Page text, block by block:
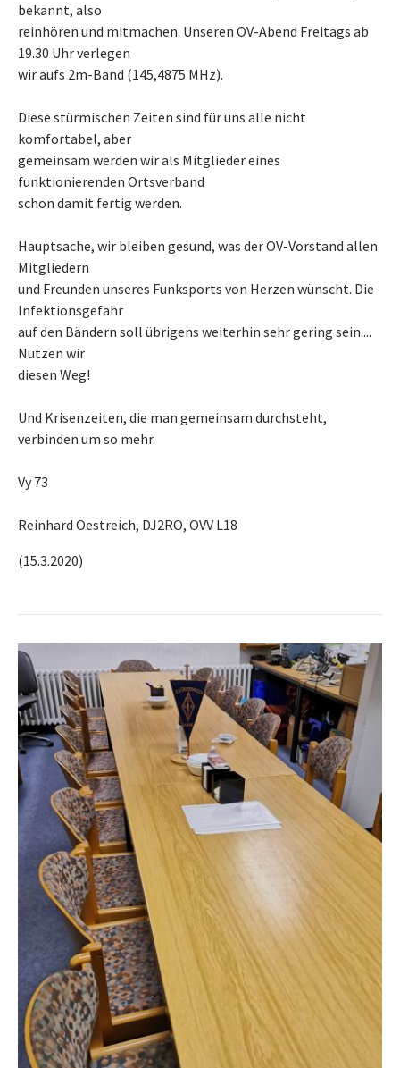
bekannt, also
reinhören und mitmachen. Unseren OV-Abend Freitags ab
19.30 Uhr verlegen
wir aufs 2m-Band (145,4875 MHz).
Diese stürmischen Zeiten sind für uns alle nicht
komfortabel, aber
gemeinsam werden wir als Mitglieder eines
funktionierenden Ortsverband
schon damit fertig werden.
Hauptsache, wir bleiben gesund, was der OV-Vorstand allen
Mitgliedern
und Freunden unseres Funksports von Herzen wünscht. Die
Infektionsgefahr
auf den Bändern soll übrigens weiterhin sehr gering sein....
Nutzen wir
diesen Weg!
Und Krisenzeiten, die man gemeinsam durchsteht,
verbinden um so mehr.
Vy 73
Reinhard Oestreich, DJ2RO, OVV L18
(15.3.2020)